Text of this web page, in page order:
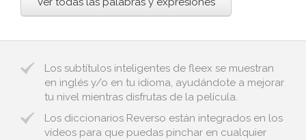
Los subtítulos inteligentes de fleex se muestran
en inglés y/o en tu idioma, ayudándote a mejorar
tu nivel mientras disfrutas de la película.
Los diccionarios Reverso están integrados en los
vídeos para que puedas pinchar en cualquier